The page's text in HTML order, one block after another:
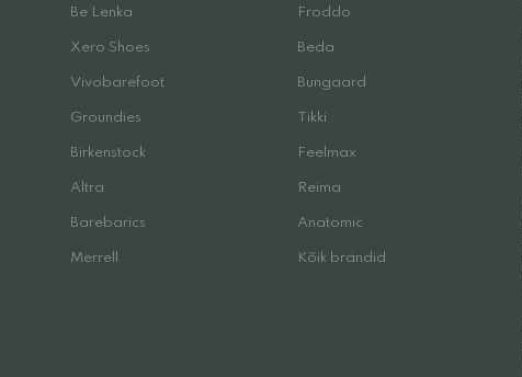
Be Lenka Froddo
Xero Shoes Beda
Vivobarefoot Bungaard
Groundies Tikki
Birkenstock Feelmax
Altra Reima
Barebarics Anatomic
Merrell Kõik brändid